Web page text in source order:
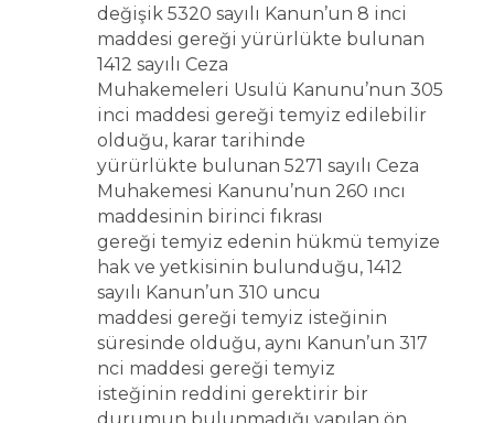
değişik 5320 sayılı Kanun’un 8 inci
maddesi gereği yürürlükte bulunan
1412 sayılı Ceza
Muhakemeleri Usulü Kanunu’nun 305
inci maddesi gereği temyiz edilebilir
olduğu, karar tarihinde
yürürlükte bulunan 5271 sayılı Ceza
Muhakemesi Kanunu’nun 260 ıncı
maddesinin birinci fıkrası
gereği temyiz edenin hükmü temyize
hak ve yetkisinin bulunduğu, 1412
sayılı Kanun’un 310 uncu
maddesi gereği temyiz isteğinin
süresinde olduğu, aynı Kanun’un 317
nci maddesi gereği temyiz
isteğinin reddini gerektirir bir